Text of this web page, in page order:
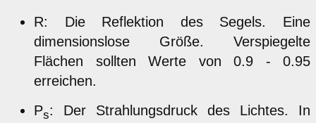
R: Die Reflektion des Segels. Eine
dimensionslose Größe. Verspiegelte
Flächen sollten Werte von 0.9 - 0.95
erreichen.
Ps: Der Strahlungsdruck des Lichtes. In